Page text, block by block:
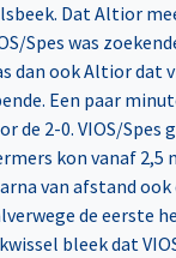
Dat Altior
Spes was
dan ook Altior dat
Een paar
de 2-0. VIOS/Spes
kon vanaf
van afstand ook
de eerste
bleek dat